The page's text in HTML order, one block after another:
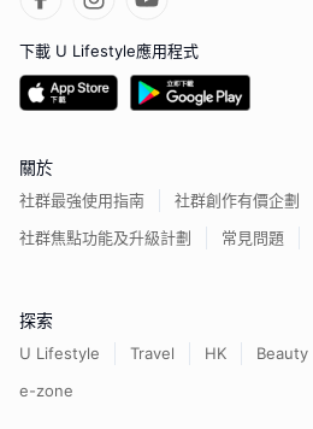
下載 U Lifestyle應用程式
關於
社群最強使用指南
社群創作有價企劃
社群焦點功能及升級計劃
常見問題
探索
U Lifestyle Travel HK Beauty
e-zone